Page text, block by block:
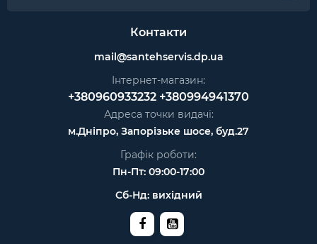
Контакти
mail@santehservis.dp.ua
Інтернет-магазин:
+380960933232 +380994941370
Адреса точки видачі:
м.Дніпро, Запорізьке шосе, буд.27
Графік роботи:
Пн-Пт: 09:00-17:00
Сб-Нд: вихідний